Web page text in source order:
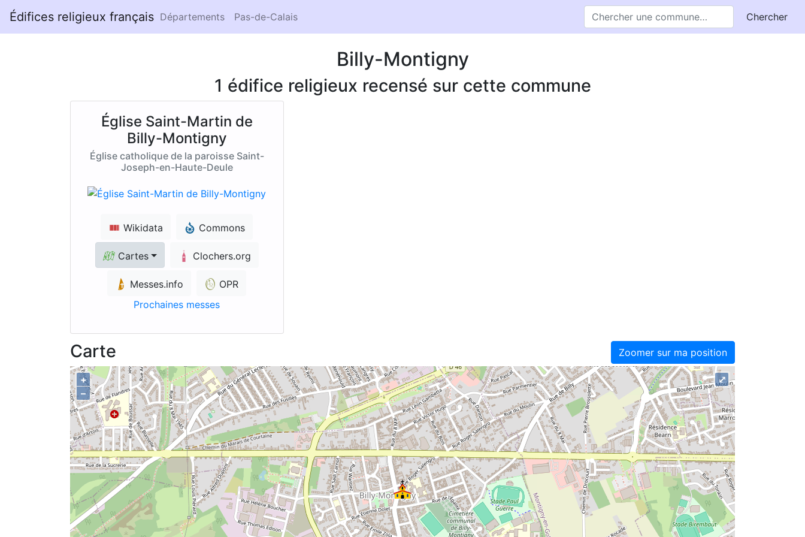
Édifices religieux français Départements Pas-de-Calais Chercher
Billy-Montigny
1 édifice religieux recensé sur cette commune
Église Saint-Martin de
Billy-Montigny
Église catholique de la paroisse Saint-
Joseph-en-Haute-Deule
Wikidata Commons
Cartes Clochers.org
Messes.info
OPR
Prochaines messes
Zoomer sur ma position
Carte
+
–
⤢